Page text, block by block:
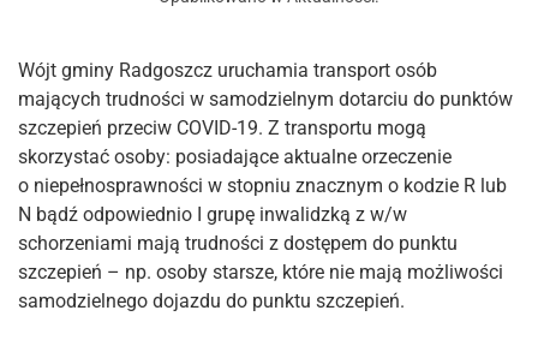
Wójt gminy Radgoszcz uruchamia transport osób
mających trudności w samodzielnym dotarciu do punktów
szczepień przeciw COVID-19. Z transportu mogą
skorzystać osoby: posiadające aktualne orzeczenie
o niepełnosprawności w stopniu znacznym o kodzie R lub
N bądź odpowiednio I grupę inwalidzką z w/w
schorzeniami mają trudności z dostępem do punktu
szczepień – np. osoby starsze, które nie mają możliwości
samodzielnego dojazdu do punktu szczepień.